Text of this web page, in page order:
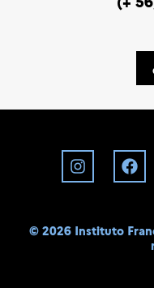
©️ 2026 Instituto